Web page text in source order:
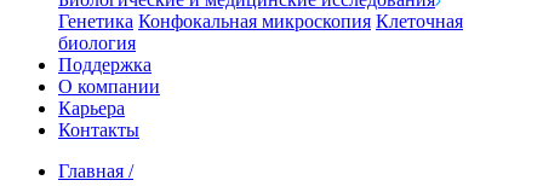
Генетика Конфокальная микроскопия Клеточная
биология
Поддержка
О компании
Карьера
Контакты
Главная /